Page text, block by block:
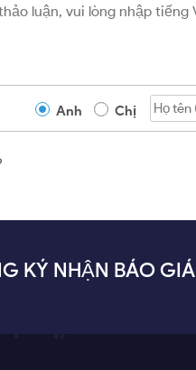
Anh Chị
KÝ NHẬN BÁO GIÁ